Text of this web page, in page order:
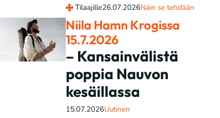
Tilaajille26.07.2026Näin se tehdään
Niila Hamn Krogissa
15.7.2026
– Kansainvälistä
poppia Nauvon
kesäillassa
15.07.2026Uutinen